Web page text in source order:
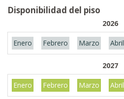
Disponibilidad del piso
2026
Enero Febrero Marzo Abril
2027
Enero Febrero Marzo Abril